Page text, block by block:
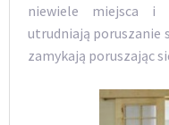
niewiele miejsca i
utrudniają poruszanie
zamykają poruszając